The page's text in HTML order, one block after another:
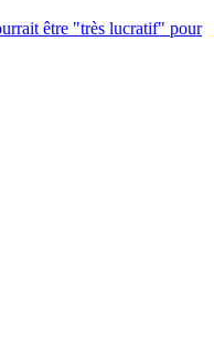
être "très lucratif" pour